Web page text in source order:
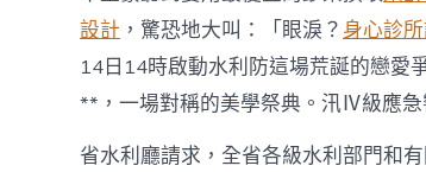
設計 ，驚恐地大叫：「眼淚？ 身心診
14日14時啟動水利防這場荒誕的戀愛
**，一場對稱的美學祭典。汛Ⅳ級應急
省水利廳請求，全省各級水利部門和